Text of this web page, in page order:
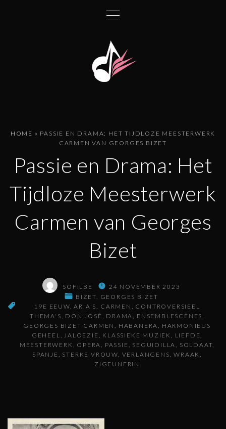
HOME » PASSIE EN DRAMA: HET TIJDLOZE MEESTERWERK
CARMEN VAN GEORGES BIZET
Passie en Drama: Het
Tijdloze Meesterwerk
Carmen van Georges
Bizet
SOFILBE
24 NOVEMBER 2023
BIZET
GEORGES BIZET
19E EEUW ARIA'S CARMEN
CONTROVERSIEEL
THEMA'S
DON JOSÉ DRAMA ENSEMBLESCÈNES
GEORGES BIZET CARMEN HABANERA HARMONIEUS
GEHEEL
JALOEZIE KLASSIEKE MUZIEK
LIEFDE
MEESTERWERK
OPERA PASSIE SEGUIDILLA SOLDAAT
SPANJE
STERKE VROUW VERLANGENS
WRAAK
ZIGEUNERIN